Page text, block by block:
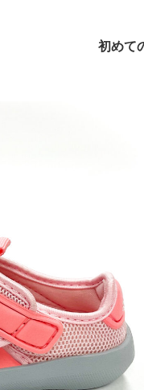
初めて